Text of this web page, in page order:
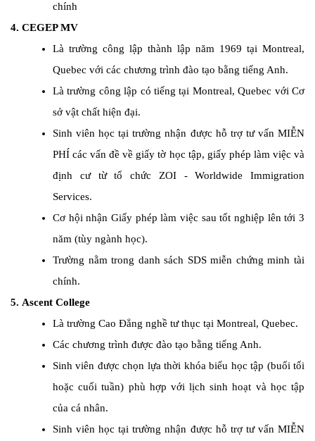
chính
4. CEGEP MV
Là trường công lập thành lập năm 1969 tại Montreal,
Quebec với các chương trình đào tạo bằng tiếng Anh.
Là trường công lập có tiếng tại Montreal, Quebec với Cơ
sở vật chất hiện đại.
Sinh viên học tại trường nhận được hỗ trợ tư vấn MIỄN
PHÍ các vấn đề về giấy tờ học tập, giấy phép làm việc và
định cư từ tổ chức ZOI - Worldwide Immigration
Services.
Cơ hội nhận Giấy phép làm việc sau tốt nghiệp lên tới 3
năm (tùy ngành học).
Trường nằm trong danh sách SDS miễn chứng minh tài
chính.
5. Ascent College
Là trường Cao Đẳng nghề tư thục tại Montreal, Quebec.
Các chương trình được đào tạo bằng tiếng Anh.
Sinh viên được chọn lựa thời khóa biểu học tập (buổi tối
hoặc cuối tuần) phù hợp với lịch sinh hoạt và học tập
của cá nhân.
Sinh viên học tại trường nhận được hỗ trợ tư vấn MIỄN